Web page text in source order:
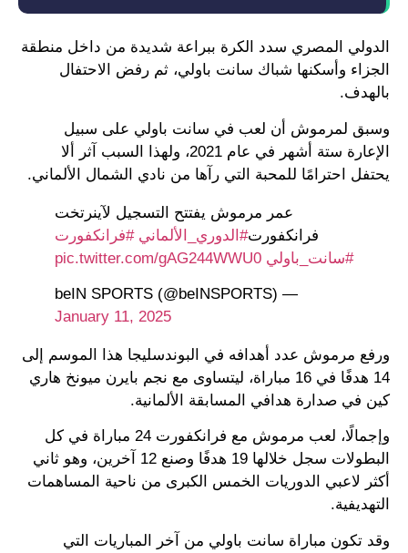
الدولي المصري سدد الكرة ببراعة شديدة من داخل منطقة
الجزاء وأسكنها شباك سانت باولي، ثم رفض الاحتفال
بالهدف.
وسبق لمرموش أن لعب في سانت باولي على سبيل
الإعارة ستة أشهر في عام 2021، ولهذا السبب آثر ألا
يحتفل احترامًا للمحبة التي رآها من نادي الشمال الألماني.
عمر مرموش يفتتح التسجيل لآينرتخت
فرانكفورت#الدوري_الألماني #فرانكفورت
#سانت_باولي pic.twitter.com/gAG244WWU0
— beIN SPORTS (@beINSPORTS)
January 11, 2025
ورفع مرموش عدد أهدافه في البوندسليجا هذا الموسم إلى
14 هدفًا في 16 مباراة، ليتساوى مع نجم بايرن ميونخ هاري
كين في صدارة هدافي المسابقة الألمانية.
وإجمالًا، لعب مرموش مع فرانكفورت 24 مباراة في كل
البطولات سجل خلالها 19 هدفًا وصنع 12 آخرين، وهو ثاني
أكثر لاعبي الدوريات الخمس الكبرى من ناحية المساهمات
التهديفية.
وقد تكون مباراة سانت باولي من آخر المباريات التي